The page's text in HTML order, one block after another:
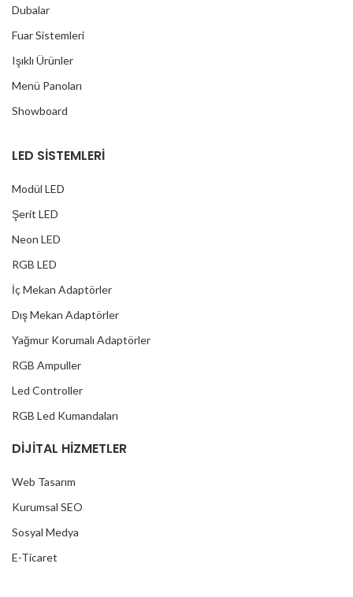
Dubalar
Fuar Sistemleri
Işıklı Ürünler
Menü Panoları
Showboard
LED SİSTEMLERİ
Modül LED
Şerit LED
Neon LED
RGB LED
İç Mekan Adaptörler
Dış Mekan Adaptörler
Yağmur Korumalı Adaptörler
RGB Ampuller
Led Controller
RGB Led Kumandaları
DİJİTAL HİZMETLER
Web Tasarım
Kurumsal SEO
Sosyal Medya
E-Ticaret